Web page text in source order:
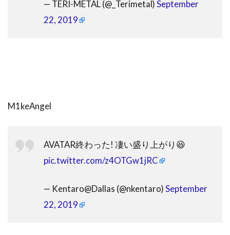
— TERI-METAL (@_Terimetal)September
22, 2019
M1keAngel
AVATAR終わった! 凄い盛り上がり😆
pic.twitter.com/z4OTGw1jRC
— Kentaro@Dallas (@nkentaro)September
22, 2019